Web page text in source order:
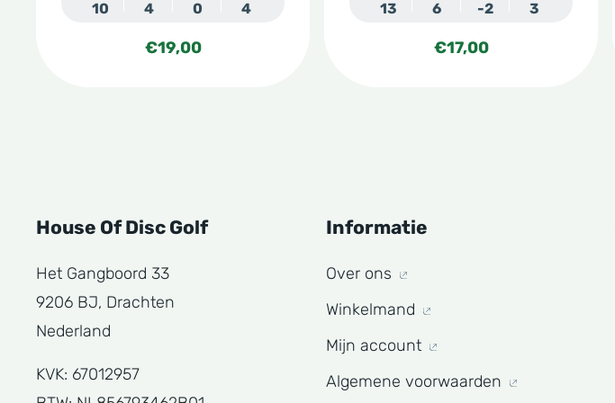
10 4 0 4
€19,00
13 6 -2 3
€17,00
House Of Disc Golf
Het Gangboord 33
9206 BJ, Drachten
Nederland
KVK: 67012957
Informatie
Over ons
Winkelmand
Mijn account
Algemene voorwaarden